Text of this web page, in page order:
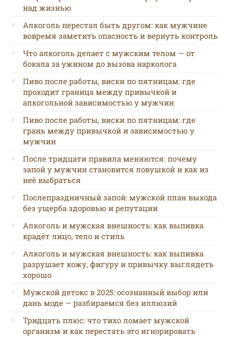
над жизнью
Алкоголь перестал быть другом: как мужчине
вовремя заметить опасность и вернуть контроль
Что алкоголь делает с мужским телом — от
бокала за ужином до вызова нарколога
Пиво после работы, виски по пятницам: где
проходит граница между привычкой и
алкогольной зависимостью у мужчин
Пиво после работы, виски по пятницам: где
грань между привычкой и зависимостью у
мужчин
После тридцати правила меняются: почему
запой у мужчин становится ловушкой и как из
неё выбраться
Послепраздничный запой: мужской план выхода
без ущерба здоровью и репутации
Алкоголь и мужская внешность: как выпивка
крадёт лицо, тело и стиль
Алкоголь и мужская внешность: как выпивка
разрушает кожу, фигуру и привычку выглядеть
хорошо
Мужской детокс в 2025: осознанный выбор или
дань моде — разбираемся без иллюзий
Тридцать плюс: что тихо ломает мужской
организм и как перестать это игнорировать